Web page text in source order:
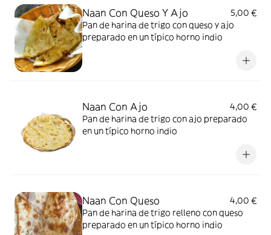
Naan Con Queso Y Ajo
5,00 €
Pan de harina de trigo con queso y ajo
preparado en un típico horno indio
Naan Con Ajo
4,00 €
Pan de harina de trigo con ajo preparado
en un típico horno indio
Naan Con Queso
4,00 €
Pan de harina de trigo relleno con queso
preparado en un típico horno indio